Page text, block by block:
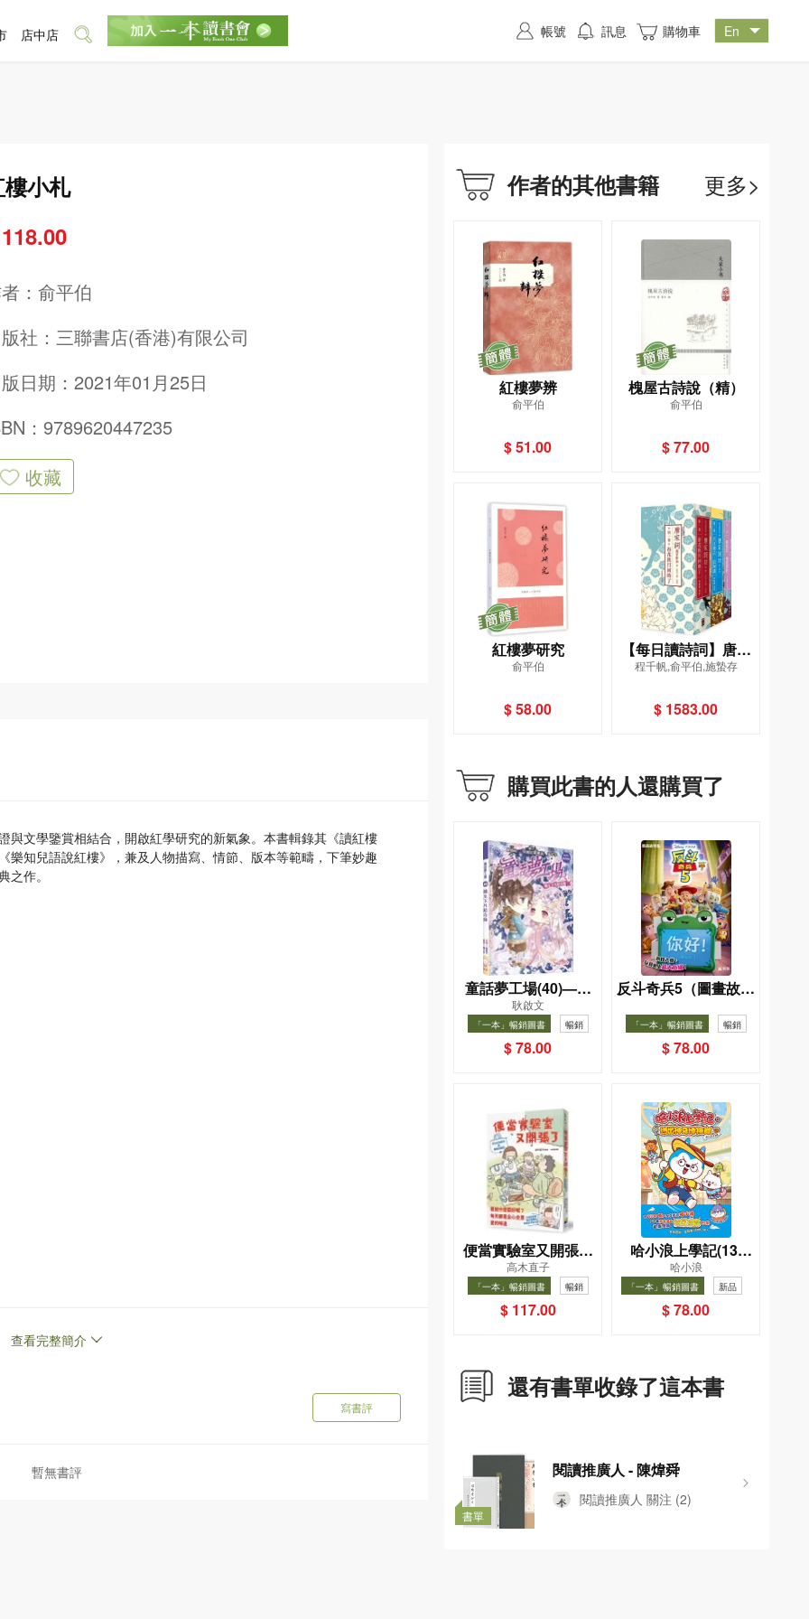
小札
： 俞平伯
社： 三聯書店(香港)有限公司
日期：2021年01月25日
：9789620447235
收藏
與文學鑒賞相結合，開啟紅學研究的新氣象。本書輯錄其《讀紅樓
樂知兒語說紅樓》，兼及人物描寫、情節、版本等範疇，下筆妙趣
之作。
查看完整簡介
寫書評
暫無書評
作者的其他書籍 更多>
紅樓夢辨
俞平伯
$ 51.00
槐屋古詩說（精）
俞平伯
$ 77.00
紅樓夢研究
俞平伯
$ 58.00
【每日讀詩詞】唐宋
詞鑑賞辭典（全五
唐宋詞鑑賞辭典（別
程千帆,俞平伯,施蟄存
$ 1583.00
購買此書的人還購買了
童話夢工場(40)——
織女下凡結奇緣
耿啟文
「一本」暢銷圖書 暢銷
$ 78.00
反斗奇兵5（圖畫故事
版）
「一本」暢銷圖書 暢銷
$ 78.00
便當實驗室又開張了
——日日和特別日的
菜單挑戰記
高木直子
「一本」暢銷圖書 暢銷
$ 117.00
哈小浪上學記(13)
——逃出神奇博物館
哈小浪
「一本」暢銷圖書
新品
暢銷
$ 78.00
還有書單收錄了這本書
書單
閱讀推廣人 - 陳煒舜
閱讀推廣人 關注 (2)
店中店 帳號 訊息 購物車